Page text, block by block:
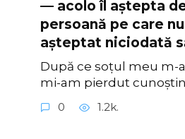
— acolo îl aștepta
persoană pe care
așteptat niciodată
După ce soțul meu m-
mi-am pierdut
0 1.2k.